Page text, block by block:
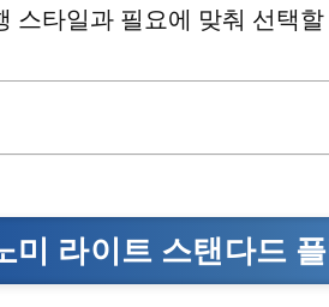
스타일과 필요에 맞춰 선택
미 라이트 스탠다드